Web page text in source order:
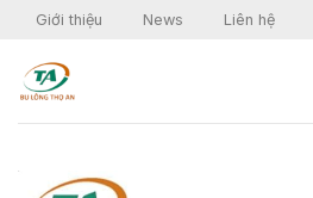
Skip
content
Giới thiệu News Liên hệ